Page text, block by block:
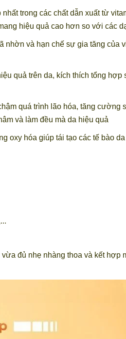
trong các chất dẫn xuất từ
hiệu quả cao hơn so với các
và hạn chế sự gia tăng của
quả trên da, kích thích tổng
quá trình lão hóa, tăng
và làm đều mà da hiệu quả
oxy hóa giúp tái tạo các tế bào
đủ nhẹ nhàng thoa và kết hợp